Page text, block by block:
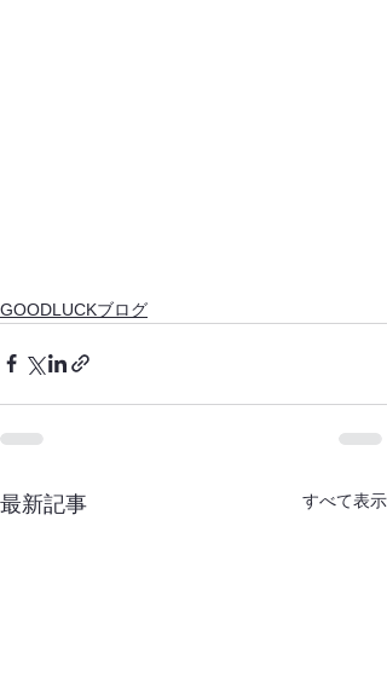
GOODLUCKブログ
最新記事 すべて表示